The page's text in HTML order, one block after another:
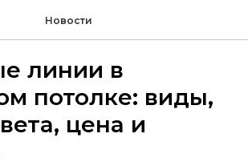
Новости
линии в
потолке: виды,
цена и